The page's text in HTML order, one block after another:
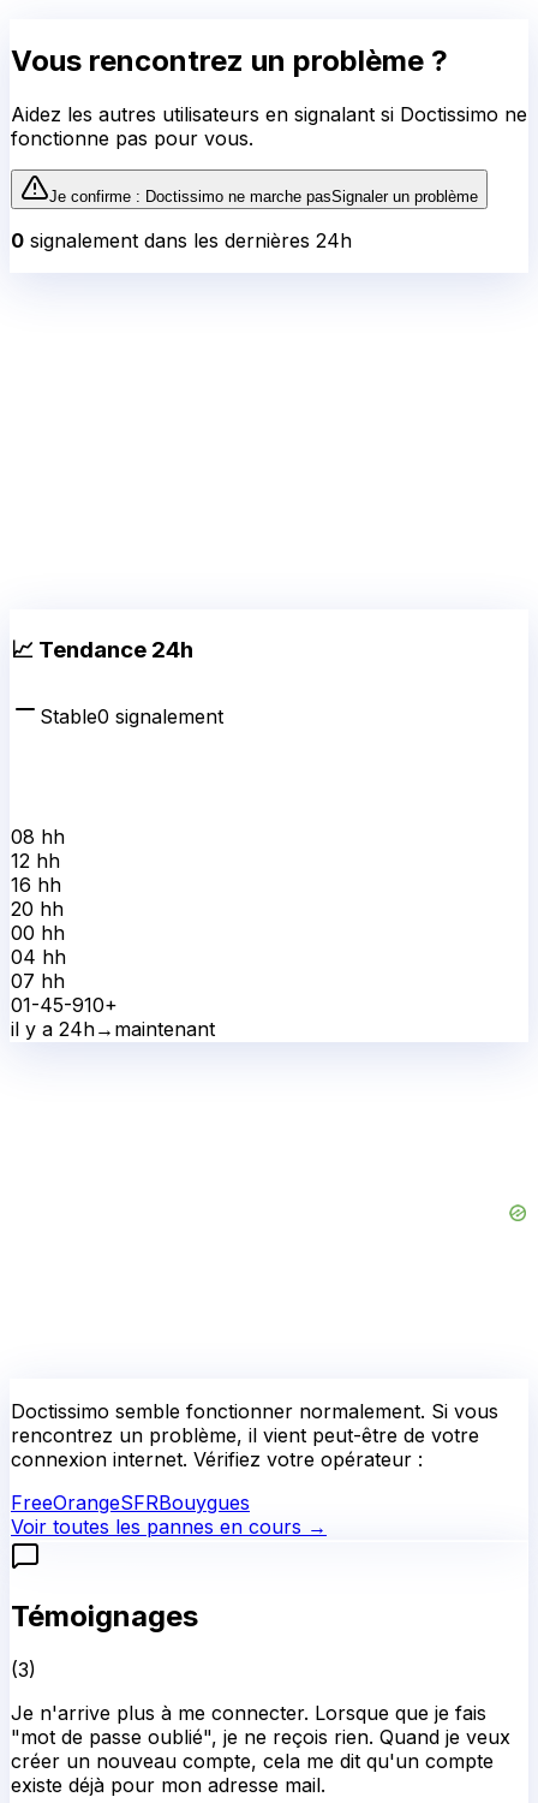
Vous rencontrez un problème ?
Aidez les autres utilisateurs en signalant si Doctissimo ne
fonctionne pas pour vous.
Je confirme : Doctissimo ne marche pasSignaler un problème
0 signalement dans les dernières 24h
📈 Tendance 24h
Stable0 signalement
08 hh
12 hh
16 hh
20 hh
00 hh
04 hh
07 hh
01-45-910+
il y a 24h→ maintenant
Doctissimo semble fonctionner normalement. Si vous
rencontrez un problème, il vient peut-être de votre
connexion internet. Vérifiez votre opérateur :
FreeOrangeSFRBouygues
Voir toutes les pannes en cours →
Témoignages
(3)
Je n'arrive plus à me connecter. Lorsque que je fais
"mot de passe oublié", je ne reçois rien. Quand je veux
créer un nouveau compte, cela me dit qu'un compte
existe déjà pour mon adresse mail.